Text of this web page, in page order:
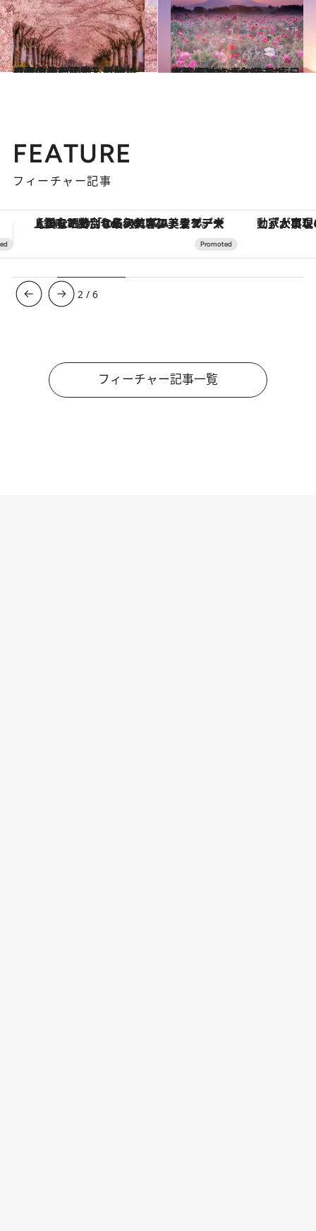
2021.4.27
【春の絶景画像】近畿エリアの春の絶景＆風物詩の画像(33点)をチェック！
旅＆お出かけ 2021.4.25
【画像】いつか行きたい！ 日本の春の絶景 東日本篇まとめ《全68スポット》
旅＆お出かけ
FEATURE
フィーチャー記事
「大事なのは地域の意識を変えること」。ロレックス賞受賞の自然保護活動家が実現させたナイジェリアの自然環境の復活 【夏限定ディナーコース】旬を
3 /6
フィーチャー記事一覧